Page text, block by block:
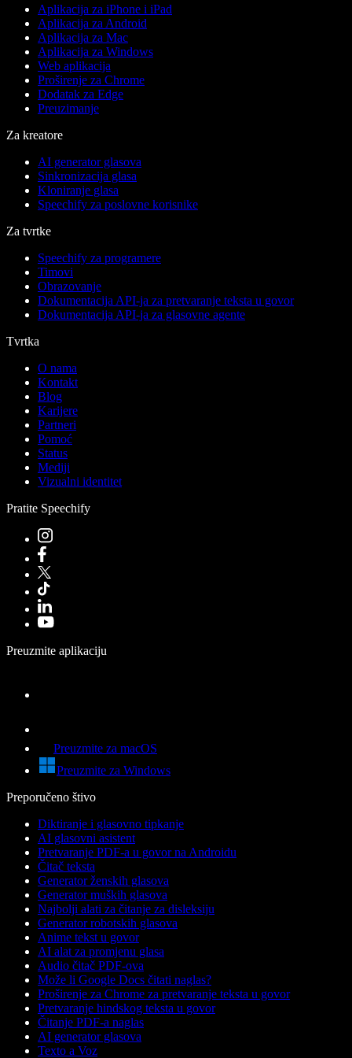
Aplikacija za iPhone i iPad
Aplikacija za Android
Aplikacija za Mac
Aplikacija za Windows
Web aplikacija
Proširenje za Chrome
Dodatak za Edge
Preuzimanje
Za kreatore
AI generator glasova
Sinkronizacija glasa
Kloniranje glasa
Speechify za poslovne korisnike
Za tvrtke
Speechify za programere
Timovi
Obrazovanje
Dokumentacija API-ja za pretvaranje teksta u govor
Dokumentacija API-ja za glasovne agente
Tvrtka
O nama
Kontakt
Blog
Karijere
Partneri
Pomoć
Status
Mediji
Vizualni identitet
Pratite Speechify
Preuzmite aplikaciju
Preuzmite za macOS
Preuzmite za Windows
Preporučeno štivo
Diktiranje i glasovno tipkanje
AI glasovni asistent
Pretvaranje PDF-a u govor na Androidu
Čitač teksta
Generator ženskih glasova
Generator muških glasova
Najbolji alati za čitanje za disleksiju
Generator robotskih glasova
Anime tekst u govor
AI alat za promjenu glasa
Audio čitač PDF-ova
Može li Google Docs čitati naglas?
Proširenje za Chrome za pretvaranje teksta u govor
Pretvaranje hindskog teksta u govor
Čitanje PDF-a naglas
AI generator glasova
Texto a Voz